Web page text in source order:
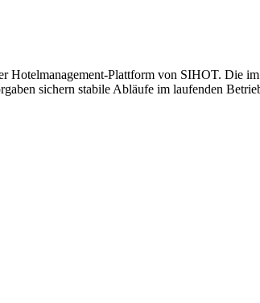
Hotelmanagement-Plattform von SIHOT. Die
sichern stabile Abläufe im laufenden